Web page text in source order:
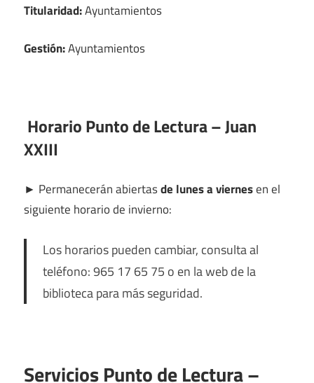
Titularidad:Ayuntamientos
Gestión:Ayuntamientos
Horario Punto de Lectura – Juan
XXIII
► Permanecerán abiertasde lunes a viernesen el
siguiente horario de invierno:
Los horarios pueden cambiar, consulta al
teléfono: 965 17 65 75 o en la web de la
biblioteca para más seguridad.
Servicios Punto de Lectura –